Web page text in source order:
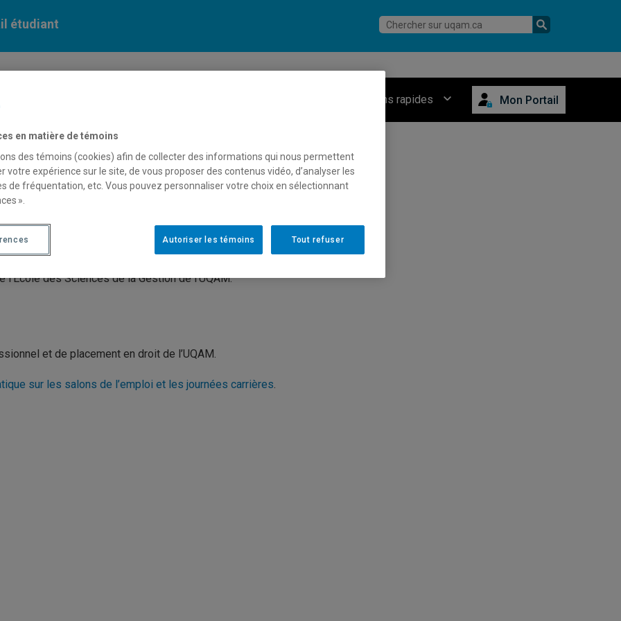
étudiant
Connexions rapides Mon Portail
des Sciences de la Gestion de l’UQAM.
et de placement en droit de l’UQAM.
sur les salons de l’emploi et les journées carrières.
en matière de témoins
des témoins (cookies) afin de collecter des informations qui nous permettent
votre expérience sur le site, de vous proposer des contenus vidéo, d’analyser les
de fréquentation, etc. Vous pouvez personnaliser votre choix en sélectionnant
».
Tout refuser
Autoriser les témoins